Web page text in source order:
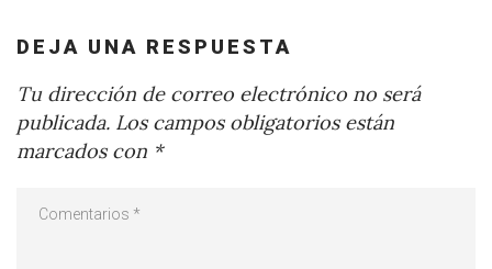
DEJA UNA RESPUESTA
Tu dirección de correo electrónico no será
publicada. Los campos obligatorios están
marcados con *